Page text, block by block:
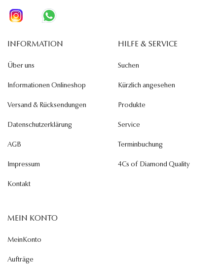
INFORMATION
Über uns
Informationen Onlineshop
Versand & Rücksendungen
Datenschutzerklärung
AGB
Impressum
Kontakt
HILFE & SERVICE
Suchen
Kürzlich angesehen
Produkte
Service
Terminbuchung
4Cs of Diamond Quality
MEIN KONTO
MeinKonto
Aufträge